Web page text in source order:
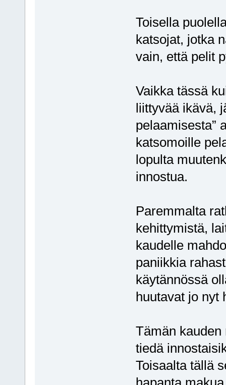
Toisella
katsojat, jotka
vain, että pelit
Vaikka tässä
liittyvää ikävä,
pelaamisesta”
katsomoille
lopulta
innostua.
Paremmalta
kehittymistä,
kaudelle
paniikkia
käytännössä
huutavat jo nyt
Tämän
tiedä
Toisaalta tällä